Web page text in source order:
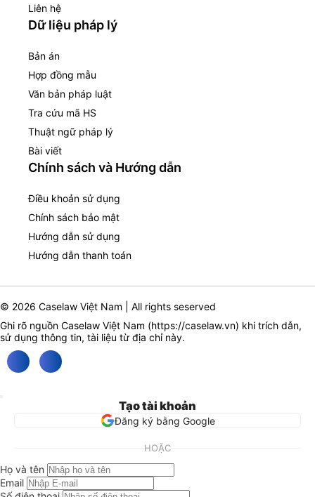
Liên hệ
Dữ liệu pháp lý
Bản án
Hợp đồng mẫu
Văn bản pháp luật
Tra cứu mã HS
Thuật ngữ pháp lý
Bài viết
Chính sách và Hướng dẫn
Điều khoản sử dụng
Chính sách bảo mật
Hướng dẫn sử dụng
Hướng dẫn thanh toán
© 2026 Caselaw Việt Nam | All rights seserved
Ghi rõ nguồn Caselaw Việt Nam (https://caselaw.vn) khi trích dẫn,
sử dụng thông tin, tài liệu từ địa chỉ này.
Tạo tài khoản
Đăng ký bằng Google
HOẶC
Họ và tên
Email